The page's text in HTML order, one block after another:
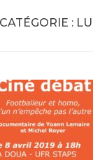
CATÉGORIE :